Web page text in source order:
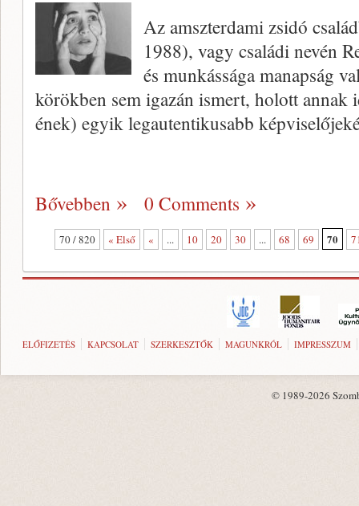
Az amszterdami zsidó
1988), vagy családi nevén
és munkássága manapság
körökben sem igazán ismert, holott
ének) egyik legautentikusabb
Bővebben 0 Comments
70 / 820 « Első « ... 10 20 30 ... 68 69 70
ELŐFIZETÉS KAPCSOLAT SZERKESZTŐK MAGUNKRÓL IMPRESSZUM
© 1989-2026